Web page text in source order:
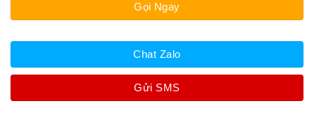
Gọi Ngay
Chat Zalo
Gửi SMS